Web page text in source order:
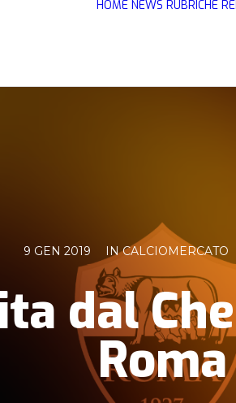
HOME NEWS RUBRICHE
9 GEN 2019 INCALCIOMERCATO
dal
Roma